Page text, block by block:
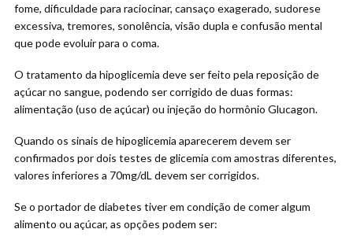
fome, dificuldade para raciocinar, cansaço exagerado, sudorese
excessiva, tremores, sonolência, visão dupla e confusão mental
que pode evoluir para o coma.
O tratamento da hipoglicemia deve ser feito pela reposição de
açúcar no sangue, podendo ser corrigido de duas formas:
alimentação (uso de açúcar) ou injeção do hormônio Glucagon.
Quando os sinais de hipoglicemia aparecerem devem ser
confirmados por dois testes de glicemia com amostras diferentes,
valores inferiores a 70mg/dL devem ser corrigidos.
Se o portador de diabetes tiver em condição de comer algum
alimento ou açúcar, as opções podem ser: